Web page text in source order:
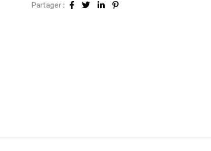
Partager :
Facebook
TwitterLinkedin